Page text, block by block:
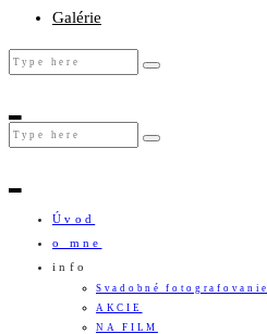
Galérie
Úvod
o mne
info
Svadobné fotografovanie
AKCIE
NA FILM